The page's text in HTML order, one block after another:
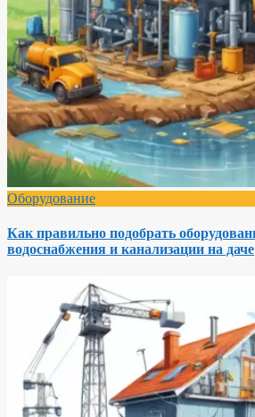
Оборудование
Как правильно подобрать
водоснабжения и канализации на даче